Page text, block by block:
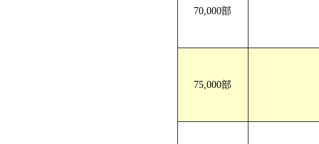
70,000部
75,000部